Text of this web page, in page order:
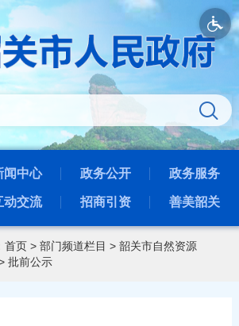
闻中心 政务公开 政务服务
动交流 招商引资 善美韶关
首页> 部门频道栏目 > 韶关市自然资源
批前公示